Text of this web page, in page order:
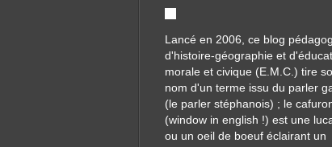
Lancé en 2006, ce blog
d'histoire-géographie et
morale et civique (E.M.C.) tire
nom d'un terme issu du parler
(le parler stéphanois) ; le
(window in english !) est une
ou un oeil de boeuf éclairant un